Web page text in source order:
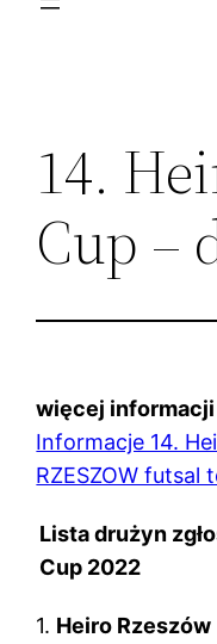
14.
Cup –
więcej
Informacje 14.
RZESZOW futsal
Lista drużyn
Cup 2022
1. Heiro Rzeszów